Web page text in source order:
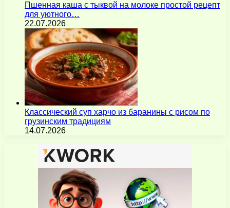
Пшенная каша с тыквой на молоке простой рецепт
для уютного…
22.07.2026
Классический суп харчо из баранины с рисом по
грузинским традициям
14.07.2026